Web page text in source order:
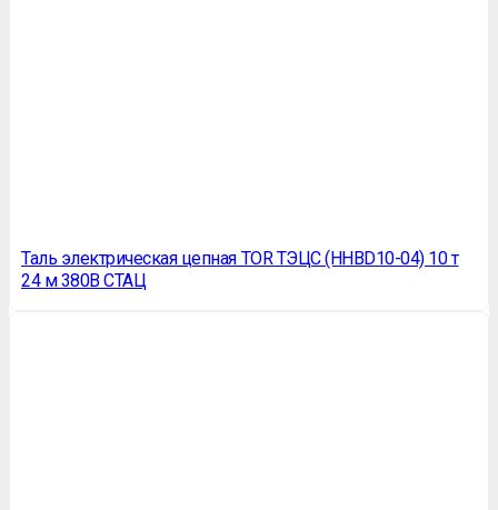
Таль электрическая цепная TOR ТЭЦС (HHBD10-04) 10 т
24 м 380В CТАЦ